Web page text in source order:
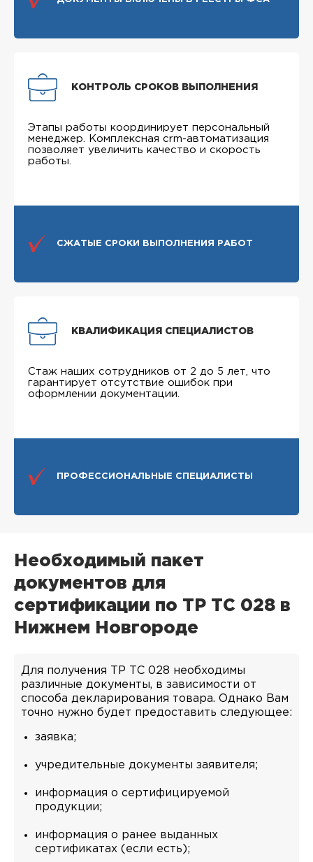
КОНТРОЛЬ СРОКОВ ВЫПОЛНЕНИЯ
Этапы работы координирует персональный
менеджер. Комплексная crm-автоматизация
позволяет увеличить качество и скорость
работы.
СЖАТЫЕ СРОКИ ВЫПОЛНЕНИЯ РАБОТ
КВАЛИФИКАЦИЯ СПЕЦИАЛИСТОВ
Стаж наших сотрудников от 2 до 5 лет, что
гарантирует отсутствие ошибок при
оформлении документации.
ПРОФЕССИОНАЛЬНЫЕ СПЕЦИАЛИСТЫ
Необходимый пакет
документов для
сертификации по ТР ТС 028 в
Нижнем Новгороде
Для получения ТР ТС 028 необходимы
различные документы, в зависимости от
способа декларирования товара. Однако Вам
точно нужно будет предоставить следующее:
заявка;
учредительные документы заявителя;
информация о сертифицируемой
продукции;
информация о ранее выданных
сертификатах (если есть);